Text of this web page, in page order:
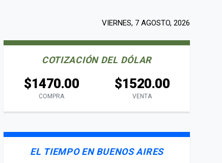
VIERNES, 7 AGOSTO, 2026
COTIZACIÓN DEL DÓLAR
$1470.00
COMPRA
$1520.00
VENTA
EL TIEMPO EN BUENOS AIRES